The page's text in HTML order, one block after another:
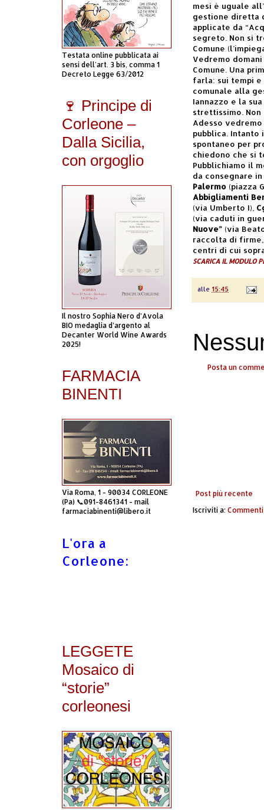
mesi è uguale
gestione diretta
applicate da
segreto. Non si
Comune
Vedremo
Comune. Una
farla: sui tempi
comunale alla
Iannazzo e la
strettissimo.
Adesso
pubblica.
spontaneo per
chiedono che si
Pubblichiamo il
da consegnare
Palermo (piazza
Abbigliamenti
(via Umberto I),
(via caduti in
Nuove” (via
raccolta di
centri di cui
SCARICA IL MODULO
alle 15:45
Posta un
Post più recente
Iscriviti a:
Testata online pubblicata ai
sensi dell'art. 3 bis, comma 1
Decreto Legge 63/2012
🍷 Principe di
Corleone –
Dalla Sicilia,
con orgoglio
Il nostro Sophia Nero d’Avola
BIO medaglia d’argento al
Decanter World Wine Awards
2025!
FARMACIA
BINENTI
Via Roma, 1 - 90034 CORLEONE
(Pa) 📞091-8461341 - mail
farmaciabinenti@libero.it
L'ora a
Corleone:
LEGGETE
Mosaico di
“storie”
corleonesi